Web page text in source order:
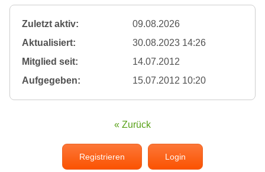
Zuletzt aktiv:
09.08.2026
Aktualisiert:
30.08.2023 14:26
Mitglied seit:
14.07.2012
Aufgegeben:
15.07.2012 10:20
« Zurück
Registrieren Login